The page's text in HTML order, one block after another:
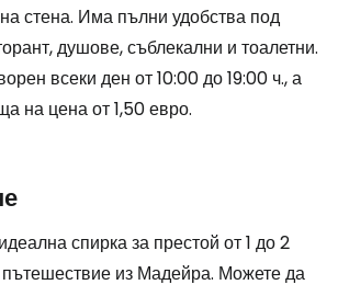
стена. Има пълни удобства под
душове, съблекални и тоалетни.
всеки ден от 10:00 до 19:00 ч., а
на цена от 1,50 евро.
спирка за престой от 1 до 2
из Мадейра. Можете да